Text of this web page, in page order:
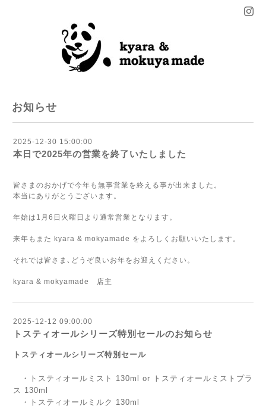
お知らせ
2025-12-30 15:00:00
本日で2025年の営業を終了いたしました
皆さまのおかげで今年も無事営業を終える事が出来ました。
本当にありがとうございます。
年始は1月6日火曜日より通常営業となります。
来年もまた kyara & mokyamade をよろしくお願いいたします。
それでは皆さま､どうぞ良いお年をお迎えください。
kyara & mokyamade 店主
2025-12-12 09:00:00
トスティオールシリーズ特別セールのお知らせ
トスティオールシリーズ特別セール
・トスティオールミスト 130ml or トスティオールミストプラ
ス 130ml
・トスティオールミルク 130ml